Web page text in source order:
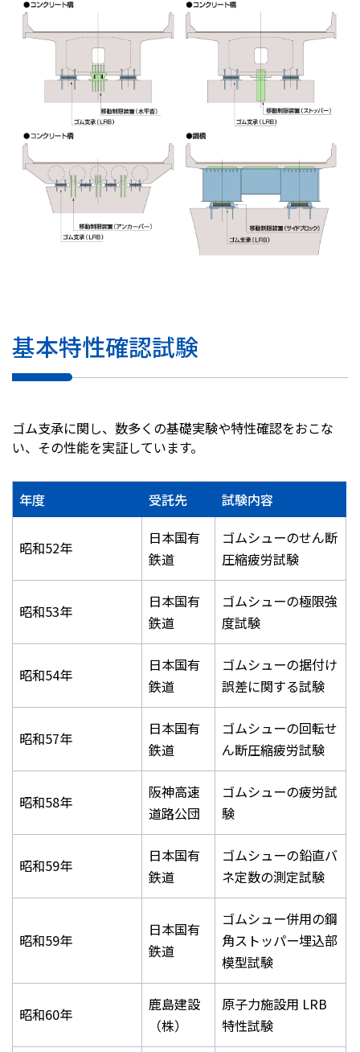
基本特性確認試験
ゴム支承に関し、数多くの基礎実験や特性確認をおこな
い、その性能を実証しています。
年度 受託先 試験内容
昭和52年
日本国有
鉄道
ゴムシューのせん断
圧縮疲労試験
昭和53年
日本国有
鉄道
ゴムシューの極限強
度試験
昭和54年
日本国有
鉄道
ゴムシューの据付け
誤差に関する試験
昭和57年
日本国有
鉄道
ゴムシューの回転せ
ん断圧縮疲労試験
昭和58年
阪神高速
道路公団
ゴムシューの疲労試
験
昭和59年
日本国有
鉄道
ゴムシューの鉛直バ
ネ定数の測定試験
昭和59年
日本国有
鉄道
ゴムシュー併用の鋼
角ストッパー埋込部
模型試験
昭和60年
鹿島建設
（株）
原子力施設用 LRB
特性試験